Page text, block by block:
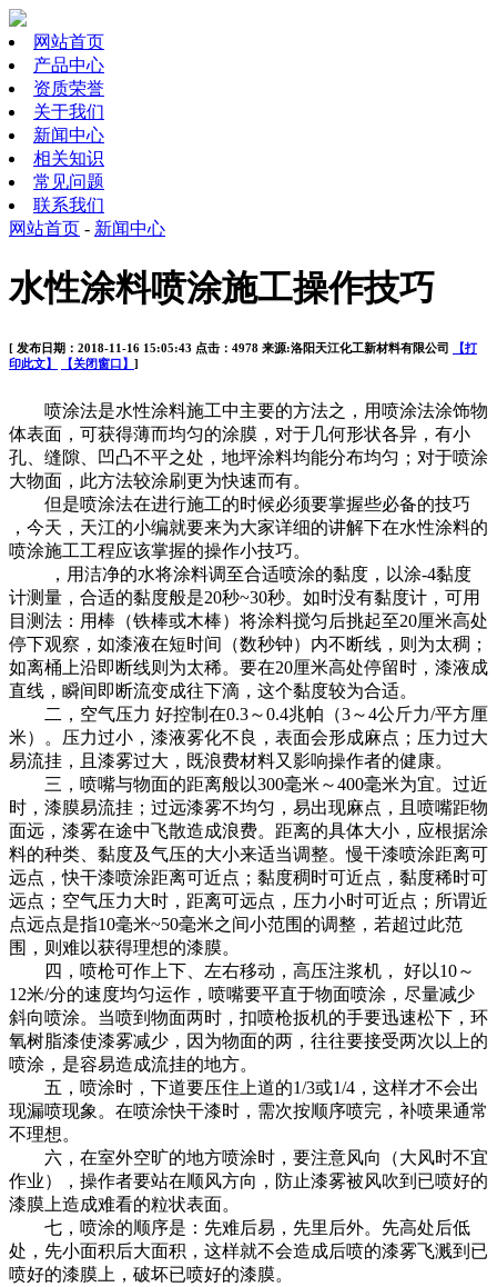
网站首页
产品中心
资质荣誉
关于我们
新闻中心
相关知识
常见问题
联系我们
网站首页 - 新闻中心
水性涂料喷涂施工操作技巧
[ 发布日期：2018-11-16 15:05:43 点击：4978 来源:洛阳天江化工新材料有限公司
【打
印此文】
【关闭窗口】 ]
喷涂法是水性涂料施工中主要的方法之，用喷涂法涂饰物
体表面，可获得薄而均匀的涂膜，对于几何形状各异，有小
孔、缝隙、凹凸不平之处，地坪涂料均能分布均匀；对于喷涂
大物面，此方法较涂刷更为快速而有。
但是喷涂法在进行施工的时候必须要掌握些必备的技巧
，今天，天江的小编就要来为大家详细的讲解下在水性涂料的
喷涂施工工程应该掌握的操作小技巧。
，用洁净的水将涂料调至合适喷涂的黏度，以涂-4黏度
计测量，合适的黏度般是20秒~30秒。如时没有黏度计，可用
目测法：用棒（铁棒或木棒）将涂料搅匀后挑起至20厘米高处
停下观察，如漆液在短时间（数秒钟）内不断线，则为太稠；
如离桶上沿即断线则为太稀。要在20厘米高处停留时，漆液成
直线，瞬间即断流变成往下滴，这个黏度较为合适。
二，空气压力 好控制在0.3～0.4兆帕（3～4公斤力/平方厘
米）。压力过小，漆液雾化不良，表面会形成麻点；压力过大
易流挂，且漆雾过大，既浪费材料又影响操作者的健康。
三，喷嘴与物面的距离般以300毫米～400毫米为宜。过近
时，漆膜易流挂；过远漆雾不均匀，易出现麻点，且喷嘴距物
面远，漆雾在途中飞散造成浪费。距离的具体大小，应根据涂
料的种类、黏度及气压的大小来适当调整。慢干漆喷涂距离可
远点，快干漆喷涂距离可近点；黏度稠时可近点，黏度稀时可
远点；空气压力大时，距离可远点，压力小时可近点；所谓近
点远点是指10毫米~50毫米之间小范围的调整，若超过此范
围，则难以获得理想的漆膜。
四，喷枪可作上下、左右移动，高压注浆机，
好以10～
12米/分的速度均匀运作，喷嘴要平直于物面喷涂，尽量减少
斜向喷涂。当喷到物面两时，扣喷枪扳机的手要迅速松下，环
氧树脂漆使漆雾减少，因为物面的两，往往要接受两次以上的
喷涂，是容易造成流挂的地方。
五，喷涂时，下道要压住上道的1/3或1/4，这样才不会出
现漏喷现象。在喷涂快干漆时，需次按顺序喷完，补喷果通常
不理想。
六，在室外空旷的地方喷涂时，要注意风向（大风时不宜
作业），操作者要站在顺风方向，防止漆雾被风吹到已喷好的
漆膜上造成难看的粒状表面。
七，喷涂的顺序是：先难后易，先里后外。先高处后低
处，先小面积后大面积，这样就不会造成后喷的漆雾飞溅到已
喷好的漆膜上，破坏已喷好的漆膜。